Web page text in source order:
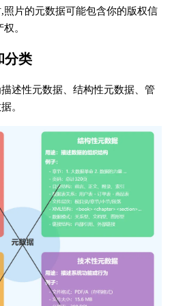
片的元数据可能包含你的版权信
。
分类
述性元数据、结构性元数据、管
。